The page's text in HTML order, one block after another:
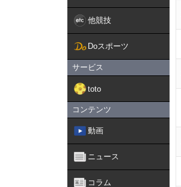
他競技
Doスポーツ
サービス
toto
コンテンツ
動画
ニュース
コラム